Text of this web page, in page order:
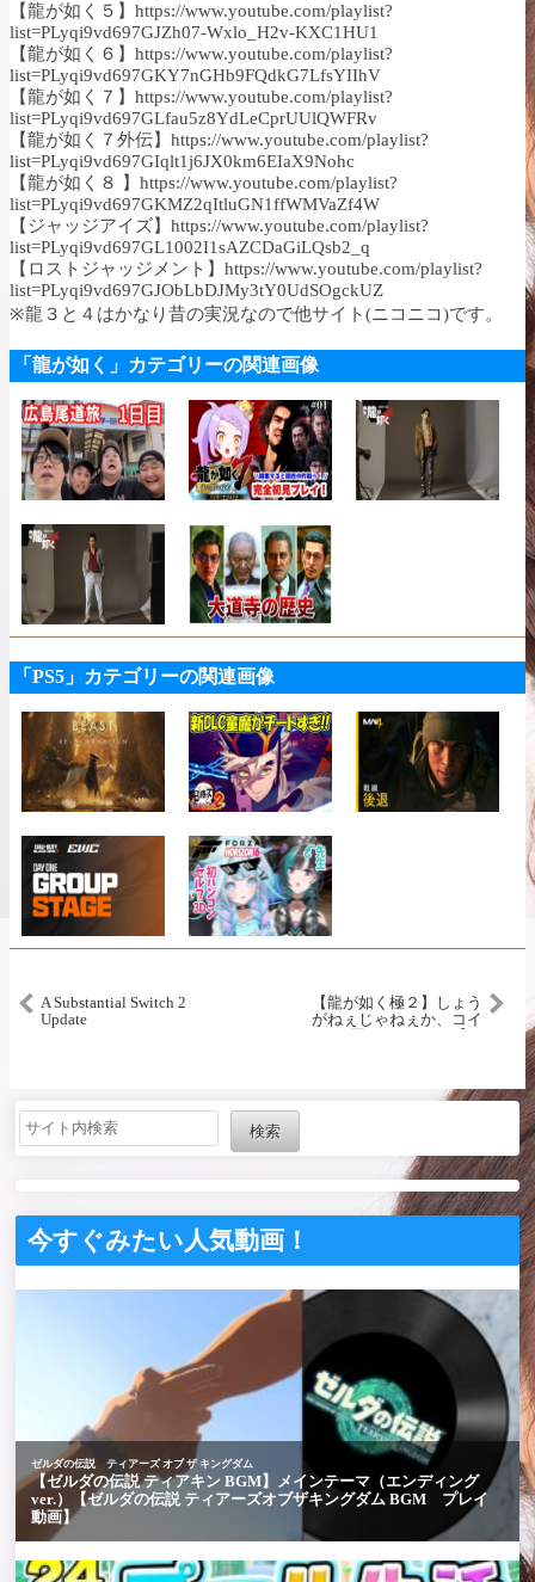
【龍が如く５】https://www.youtube.com/playlist?
list=PLyqi9vd697GJZh07-Wxlo_H2v-KXC1HU1
【龍が如く６】https://www.youtube.com/playlist?
list=PLyqi9vd697GKY7nGHb9FQdkG7LfsYIIhV
【龍が如く７】https://www.youtube.com/playlist?
list=PLyqi9vd697GLfau5z8YdLeCprUUlQWFRv
【龍が如く７外伝】https://www.youtube.com/playlist?
list=PLyqi9vd697GIqlt1j6JX0km6EIaX9Nohc
【龍が如く８ 】https://www.youtube.com/playlist?
list=PLyqi9vd697GKMZ2qItluGN1ffWMVaZf4W
【ジャッジアイズ】https://www.youtube.com/playlist?
list=PLyqi9vd697GL1002I1sAZCDaGiLQsb2_q
【ロストジャッジメント】https://www.youtube.com/playlist?
list=PLyqi9vd697GJObLbDJMy3tY0UdSOgckUZ
※龍３と４はかなり昔の実況なので他サイト(ニコニコ)です。
「龍が如く」カテゴリーの関連画像
「PS5」カテゴリーの関連画像
A Substantial Switch 2
Update
【龍が如く極２】しょう
がねぇじゃねぇか、コイ
検索
今すぐみたい人気動画！